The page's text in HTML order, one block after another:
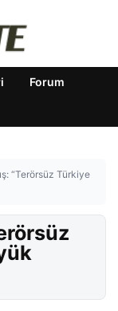
Forum
“Terörsüz Türkiye